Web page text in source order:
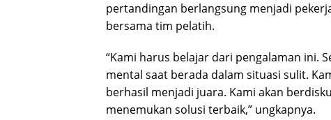
pertandingan berlangsung menjadi
bersama tim pelatih.
“Kami harus belajar dari pengalaman ini.
mental saat berada dalam situasi sulit.
berhasil menjadi juara. Kami akan
menemukan solusi terbaik,” ungkapnya.